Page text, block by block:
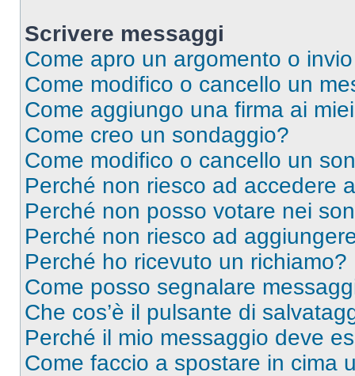
Scrivere messaggi
Come apro un argomento o
Come modifico o cancello un
Come aggiungo una firma ai
Come creo un sondaggio?
Come modifico o cancello un
Perché non riesco ad accedere
Perché non posso votare nei
Perché non riesco ad
Perché ho ricevuto un richiamo?
Come posso segnalare
Che cos’è il pulsante di
Perché il mio messaggio deve
Come faccio a spostare in cima